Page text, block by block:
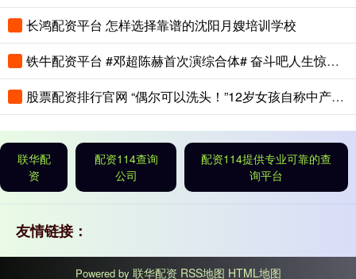
长鸿配资平台 怎样选择靠谱的沈阳月嫂培训学校
铁牛配资平台 #邓超陈赫首次演综合体# 奋斗吧人生惊喜官宣！邓超陈赫首次演综合体当
股票配资排行官网 “偶尔可以洗头！”12岁女孩自称中产家庭走红，自信源于低认知
联华配
资
配资114查询
公司
配资114提供专业可靠的查
询平台
友情链接：
Powered by 联华配资 RSS地图 HTML地图